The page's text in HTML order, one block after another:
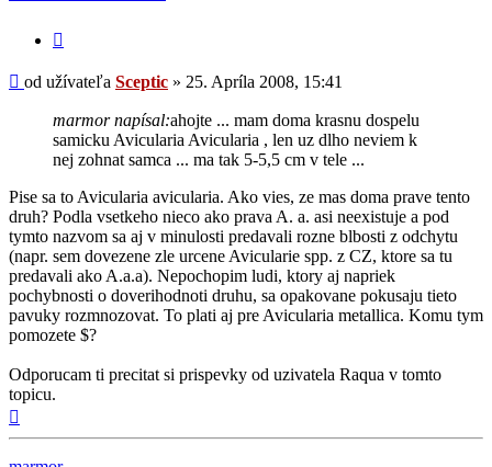
Sceptic
Príspevok
od užívateľa Sceptic » 25. Apríla 2008, 15:41
marmor napísal:ahojte ... mam doma krasnu dospelu
samicku Avicularia Avicularia , len uz dlho neviem k
nej zohnat samca ... ma tak 5-5,5 cm v tele ...
Pise sa to Avicularia avicularia. Ako vies, ze mas doma prave tento
druh? Podla vsetkeho nieco ako prava A. a. asi neexistuje a pod
tymto nazvom sa aj v minulosti predavali rozne blbosti z odchytu
(napr. sem dovezene zle urcene Avicularie spp. z CZ, ktore sa tu
predavali ako A.a.a). Nepochopim ludi, ktory aj napriek
pochybnosti o doverihodnoti druhu, sa opakovane pokusaju tieto
pavuky rozmnozovat. To plati aj pre Avicularia metallica. Komu tym
pomozete $?
Odporucam ti precitat si prispevky od uzivatela Raqua v tomto
topicu.